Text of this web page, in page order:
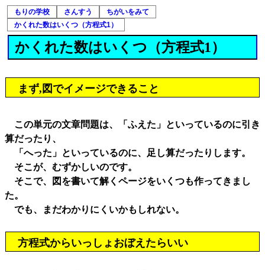
もりの学校 さんすう
ちがいをみて
かくれた数はいくつ（方程式1）
かくれた数はいくつ（方程式1）
まず,図でイメージできること
この単元の文章問題は、「ふえた」といっているのに引き
算だったり、
「へった」といっているのに、足し算だったりします。
そこが、むずかしいのです。
そこで、図を書いて解くページをいくつも作ってきまし
た。
でも、まだわかりにくいかもしれない。
方程式からいっしょおぼえたらいい